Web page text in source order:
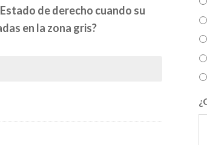
de derecho cuando su
en la zona gris?